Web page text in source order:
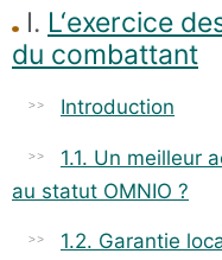
I. L‘exercice
du combattant
Introduction
1.1. Un meilleur
au statut OMNIO ?
1.2. Garantie